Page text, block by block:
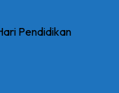
Pendidikan